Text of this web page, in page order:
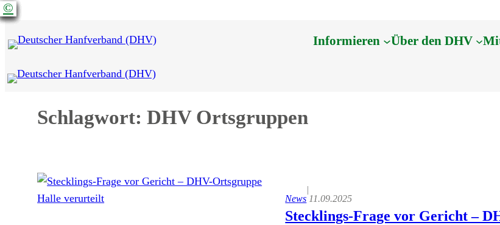
Zum
springen
Informieren Über den DHV
Schlagwort:DHV Ortsgruppen
©
News
|
11.09.2025
Stecklings-Frage vor Gericht –
©
©
©
©
©
©
©
©
©